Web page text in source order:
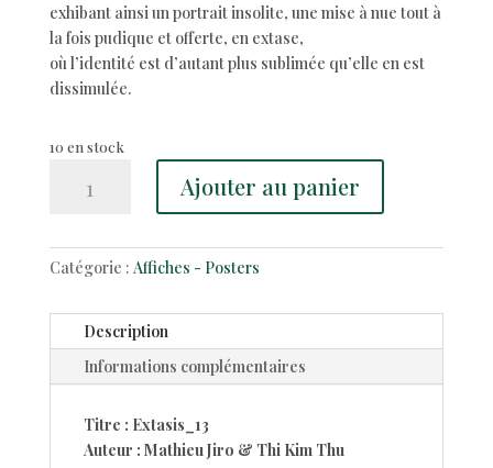
exhibant ainsi un portrait insolite, une mise à nue tout à
la fois pudique et offerte, en extase,
où l’identité est d’autant plus sublimée qu’elle en est
dissimulée.
10 en stock
-
sérigraphie
Mathieu
Jiro
Ajouter au panier
Catégorie : Affiches - Posters
Description
Informations complémentaires
Titre : Extasis_13
Auteur : Mathieu Jiro & Thi Kim Thu